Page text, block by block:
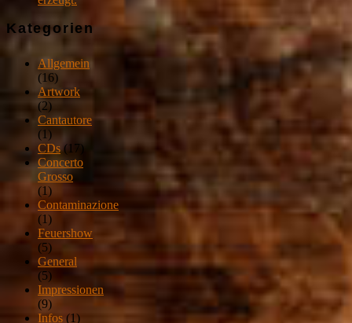
Kategorien
Allgemein
(16)
Artwork
(2)
Cantautore
(1)
CDs(17)
Concerto
Grosso
(1)
Contaminazione
(1)
Feuershow
(5)
General
(5)
Impressionen
(9)
Infos (1)